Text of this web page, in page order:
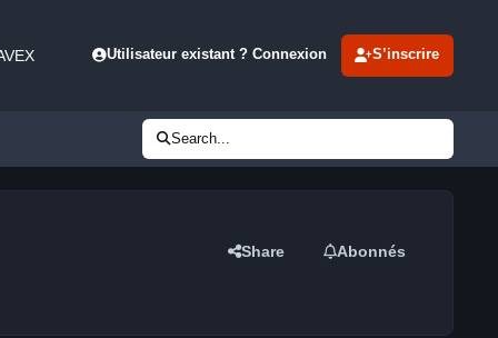
Utilisateur existant ? Connexion S’inscrire
Search...
Share Abonnés